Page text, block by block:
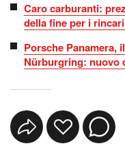
Caro carburanti:
della fine per i
Porsche Panamera,
Nürburgring: nuovo